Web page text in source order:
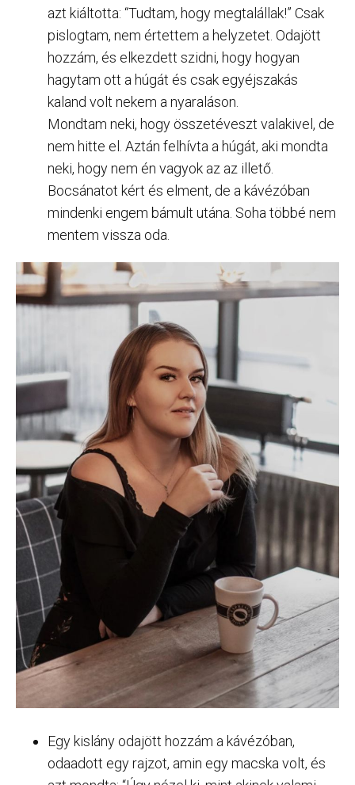
azt kiáltotta: “Tudtam, hogy megtalállak!” Csak
pislogtam, nem értettem a helyzetet. Odajött
hozzám, és elkezdett szidni, hogy hogyan
hagytam ott a húgát és csak egyéjszakás
kaland volt nekem a nyaraláson.
Mondtam neki, hogy összetéveszt valakivel, de
nem hitte el. Aztán felhívta a húgát, aki mondta
neki, hogy nem én vagyok az az illető.
Bocsánatot kért és elment, de a kávézóban
mindenki engem bámult utána. Soha többé nem
mentem vissza oda.
Egy kislány odajött hozzám a kávézóban,
odaadott egy rajzot, amin egy macska volt, és